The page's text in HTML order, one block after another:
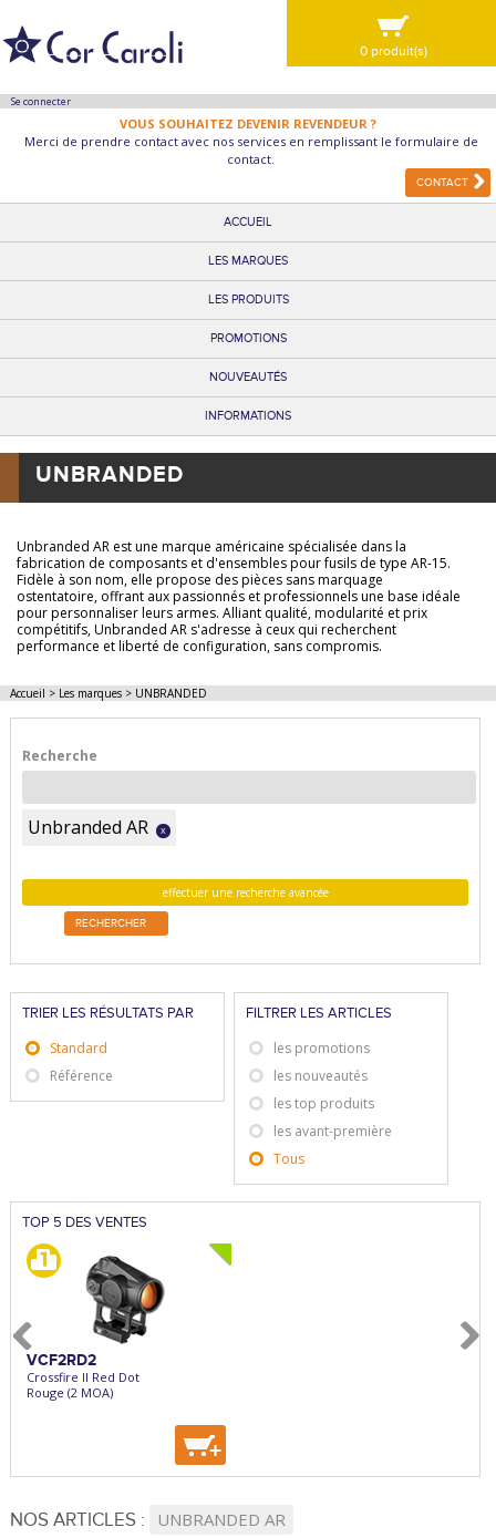
Se connecter
VOUS SOUHAITEZ DEVENIR REVENDEUR ?
Merci de prendre contact avec nos services en remplissant le formulaire de
contact.
CONTACT
ACCUEIL
LES MARQUES
LES PRODUITS
PROMOTIONS
NOUVEAUTÉS
INFORMATIONS
0 produit(s)
VOIR MA SÉLECTION
UNBRANDED
Unbranded AR est une marque américaine spécialisée dans la
fabrication de composants et d'ensembles pour fusils de type AR-15.
Fidèle à son nom, elle propose des pièces sans marquage
ostentatoire, offrant aux passionnés et professionnels une base idéale
pour personnaliser leurs armes. Alliant qualité, modularité et prix
compétitifs, Unbranded AR s'adresse à ceux qui recherchent
performance et liberté de configuration, sans compromis.
Accueil > Les marques> UNBRANDED
Recherche
Unbranded AR x
effectuer une recherche avancée
RECHERCHER
TRIER LES RÉSULTATS PAR
Standard
Référence
FILTRER LES ARTICLES
les promotions
les nouveautés
les top produits
les avant-première
Tous
TOP 5 DES VENTES
VCF2RD2
Crossfire II Red Dot
Rouge (2 MOA)
+
NOS ARTICLES : UNBRANDED AR